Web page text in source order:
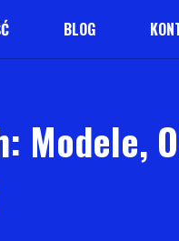
BLOG
Modele,